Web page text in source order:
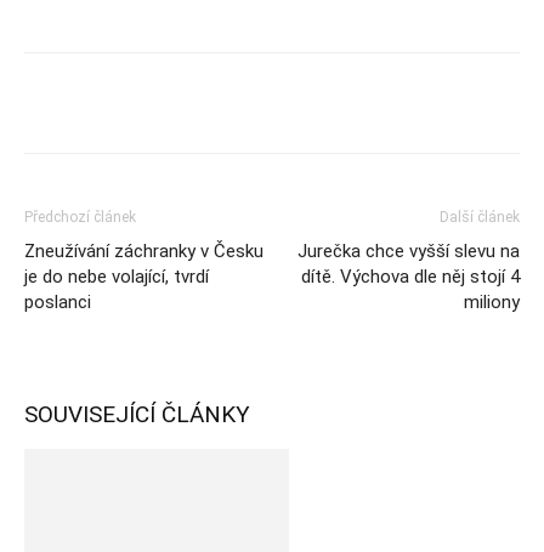
Předchozí článek
Zneužívání záchranky v Česku
je do nebe volající, tvrdí
poslanci
Další článek
Jurečka chce vyšší slevu na
dítě. Výchova dle něj stojí 4
miliony
SOUVISEJÍCÍ ČLÁNKY